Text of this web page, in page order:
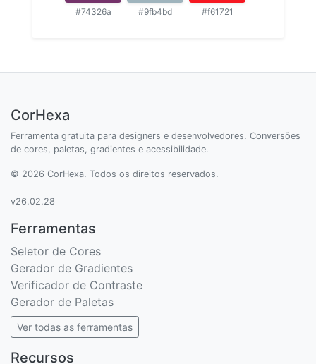
#74326a #9fb4bd #f61721
CorHexa
Ferramenta gratuita para designers e desenvolvedores. Conversões
de cores, paletas, gradientes e acessibilidade.
© 2026 CorHexa. Todos os direitos reservados.
v26.02.28
Ferramentas
Seletor de Cores
Gerador de Gradientes
Verificador de Contraste
Gerador de Paletas
Ver todas as ferramentas
Recursos